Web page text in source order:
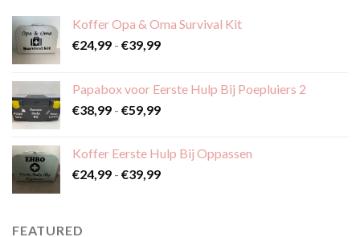
Koffer Opa & Oma Survival Kit
€24,99 - €39,99Prijsklasse:
€39,99
Papabox voor Eerste Hulp Bij Poepluiers 2
€38,99 - €59,99Prijsklasse:
€59,99
Koffer Eerste Hulp Bij Oppassen
€24,99 - €39,99Prijsklasse:
FEATURED